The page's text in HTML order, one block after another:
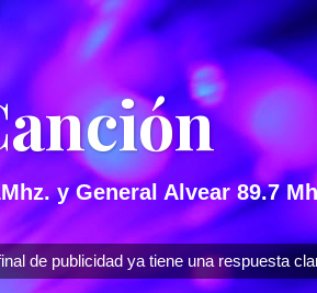
y General Alvear 89.7
de publicidad ya tiene una respuesta